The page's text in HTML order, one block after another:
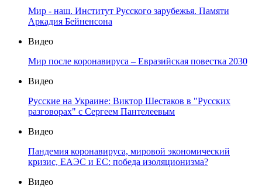
Мир - наш. Институт Русского зарубежья. Памяти
Аркадия Бейненсона
Видео
Мир после коронавируса – Евразийская повестка 2030
Видео
Русские на Украине: Виктор Шестаков в "Русских
разговорах" с Сергеем Пантелеевым
Видео
Пандемия коронавируса, мировой экономический
кризис, ЕАЭС и ЕС: победа изоляционизма?
Видео